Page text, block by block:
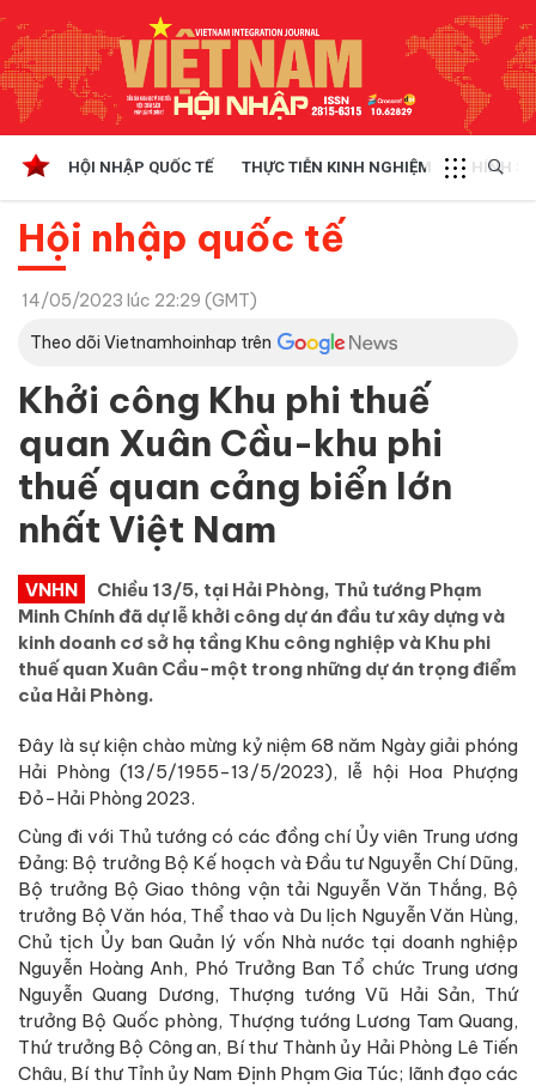
HỘI NHẬP QUỐC TẾ THỰC TIỄN KINH NGHIỆM CHÍNH
Hội nhập quốc tế
14/05/2023 lúc 22:29 (GMT)
Theo dõi Vietnamhoinhap trên
Khởi công Khu phi thuế
quan Xuân Cầu-khu phi
thuế quan cảng biển lớn
nhất Việt Nam
VNHN
Chiều 13/5, tại Hải Phòng, Thủ tướng Phạm
Minh Chính đã dự lễ khởi công dự án đầu tư xây dựng và
kinh doanh cơ sở hạ tầng Khu công nghiệp và Khu phi
thuế quan Xuân Cầu-một trong những dự án trọng điểm
của Hải Phòng.
Đây là sự kiện chào mừng kỷ niệm 68 năm Ngày giải phóng
Hải Phòng (13/5/1955-13/5/2023), lễ hội Hoa Phượng
Đỏ-Hải Phòng 2023.
Cùng đi với Thủ tướng có các đồng chí Ủy viên Trung ương
Đảng: Bộ trưởng Bộ Kế hoạch và Đầu tư Nguyễn Chí Dũng,
Bộ trưởng Bộ Giao thông vận tải Nguyễn Văn Thắng, Bộ
trưởng Bộ Văn hóa, Thể thao và Du lịch Nguyễn Văn Hùng,
Chủ tịch Ủy ban Quản lý vốn Nhà nước tại doanh nghiệp
Nguyễn Hoàng Anh, Phó Trưởng Ban Tổ chức Trung ương
Nguyễn Quang Dương, Thượng tướng Vũ Hải Sản, Thứ
trưởng Bộ Quốc phòng, Thượng tướng Lương Tam Quang,
Thứ trưởng Bộ Công an, Bí thư Thành ủy Hải Phòng Lê Tiến
Châu, Bí thư Tỉnh ủy Nam Định Phạm Gia Túc; lãnh đạo các